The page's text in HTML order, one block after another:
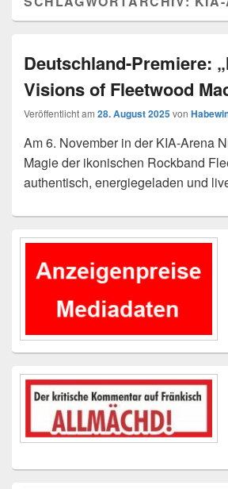
Deutschland-Premiere:
Visions of Fleetwood
Veröffentlicht am 28. August 2025von
Am 6. November in der KIA-Arena
Magie der ikonischen Rockband
authentisch, energiegeladen und
Primärer
Widgetbereich